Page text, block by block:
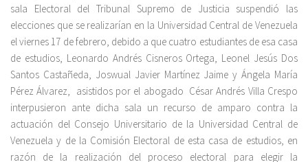
sala Electoral del Tribunal Supremo de Justicia suspendió las
elecciones que se realizarían en la Universidad Central de Venezuela
el viernes 17 de febrero, debido a que cuatro estudiantes de esa casa
de estudios, Leonardo Andrés Cisneros Ortega, Leonel Jesús Dos
Santos Castañeda, Joswual Javier Martínez Jaime y Ángela María
Pérez Álvarez, asistidos por el abogado César Andrés Villa Crespo
interpusieron ante dicha sala un recurso de amparo contra la
actuación del Consejo Universitario de la Universidad Central de
Venezuela y de la Comisión Electoral de esta casa de estudios, en
razón de la realización del proceso electoral para elegir la